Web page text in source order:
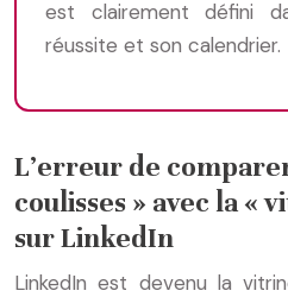
est clairement défini
réussite et son calendrier.
L’erreur de
coulisses » avec la «
sur LinkedIn
LinkedIn est devenu la